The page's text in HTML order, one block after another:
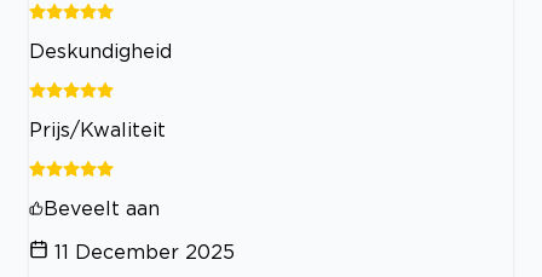
Deskundigheid
Prijs/Kwaliteit
Beveelt aan
11 December 2025